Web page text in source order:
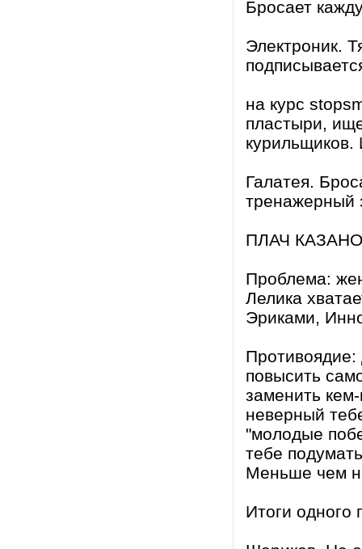
Бросает
Электроник.
на курс
пластыри,
курильщиков.
Галатея.
тренажерный
ПЛАЧ
Проблема:
Лелика
Эриками,
Противоядие:
повысить
заменить
неверный
"молодые
тебе
Меньше чем
Итоги одного